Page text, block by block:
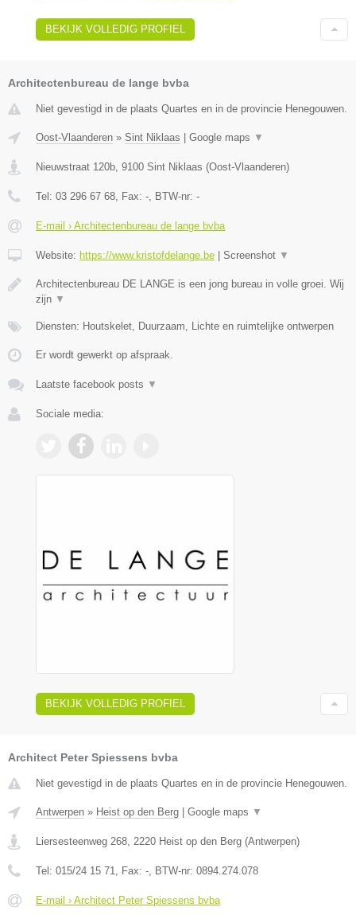
BEKIJK VOLLEDIG PROFIEL
Architectenbureau de lange bvba
Niet gevestigd in de plaats Quartes en in de provincie Henegouwen.
Oost-Vlaanderen » Sint Niklaas | Google maps ▼
Nieuwstraat 120b 9100 Sint Niklaas (Oost-Vlaanderen)
Tel: 03 296 67 68 , Fax: - , BTW-nr: -
E-mail › Architectenbureau de lange bvba
Website: https://www.kristofdelange.be | Screenshot ▼
Architectenbureau DE LANGE is een jong bureau in volle groei. Wij
zijn ▼
Diensten: Houtskelet, Duurzaam, Lichte en ruimtelijke ontwerpen
Er wordt gewerkt op afspraak.
Laatste facebook posts ▼
Sociale media:
BEKIJK VOLLEDIG PROFIEL
Architect Peter Spiessens bvba
Niet gevestigd in de plaats Quartes en in de provincie Henegouwen.
Antwerpen » Heist op den Berg | Google maps ▼
Liersesteenweg 268 2220 Heist op den Berg (Antwerpen)
Tel: 015/24 15 71 , Fax: - , BTW-nr: 0894.274.078
E-mail › Architect Peter Spiessens bvba